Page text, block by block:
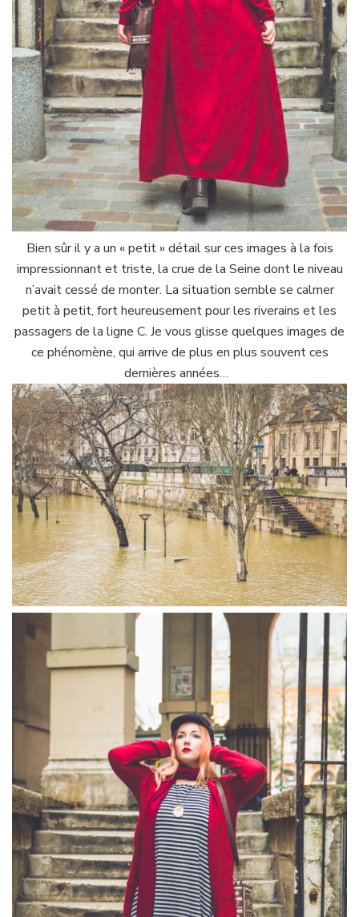
Bien sûr il y a un « petit » détail sur ces images à la fois
impressionnant et triste, la crue de la Seine dont le niveau
n’avait cessé de monter. La situation semble se calmer
petit à petit, fort heureusement pour les riverains et les
passagers de la ligne C. Je vous glisse quelques images de
ce phénomène, qui arrive de plus en plus souvent ces
dernières années…